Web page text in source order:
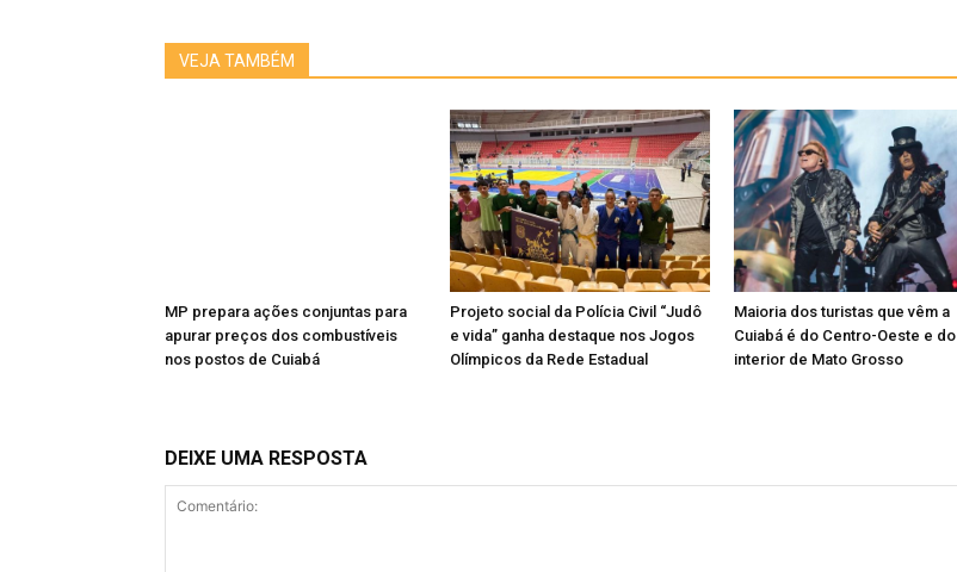
VEJA TAMBÉM
MP prepara ações conjuntas para
apurar preços dos combustíveis
nos postos de Cuiabá
Projeto social da Polícia Civil “Judô
e vida” ganha destaque nos Jogos
Olímpicos da Rede Estadual
Maioria dos turistas que vêm a
Cuiabá é do Centro-Oeste e do
interior de Mato Grosso
DEIXE UMA RESPOSTA